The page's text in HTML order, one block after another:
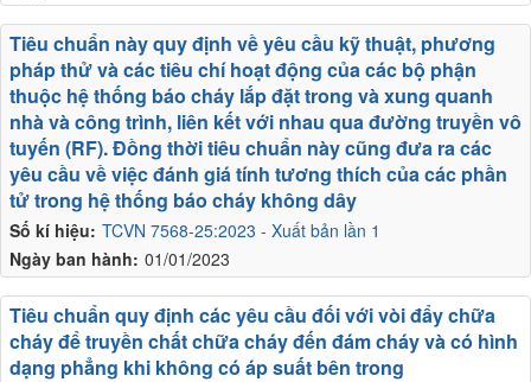
Số kí hiệu: TCVN 7568-25:2023 - Xuất bản lần 1
Ngày ban hành: 01/01/2023
Tiêu chuẩn này quy định về yêu cầu kỹ thuật, phương
pháp thử và các tiêu chí hoạt động của các bộ phận
thuộc hệ thống báo cháy lắp đặt trong và xung quanh
nhà và công trình, liên kết với nhau qua đường truyền vô
tuyến (RF). Đồng thời tiêu chuẩn này cũng đưa ra các
yêu cầu về việc đánh giá tính tương thích của các phần
tử trong hệ thống báo cháy không dây
Tiêu chuẩn quy định các yêu cầu đối với vòi đẩy chữa
cháy để truyền chất chữa cháy đến đám cháy và có hình
dạng phẳng khi không có áp suất bên trong